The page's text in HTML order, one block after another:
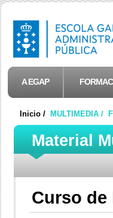
A EGAP
Inicio / MULTIMEDIA /
Material
Curso de